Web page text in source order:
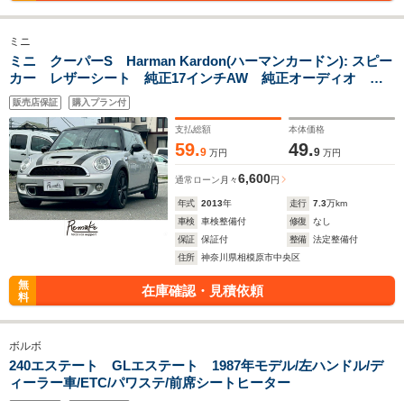
ミニ
ミニ クーパーS Harman Kardon(ハーマンカードン): スピー
カー レザーシート 純正17インチAW 純正オーディオ 社
外デジタルインナーミラー型ドラレコ前後 ETC シートヒー
ター HIDヘッドライト プッシュスタート
販売店保証 購入プラン付
支払総額
59.9 万円
本体価格
49.9 万円
通常ローン 月々6,600円
年式 2013年 走行 7.3万km
車検
車検整備付 修復
なし
保証
保証付 整備
法定整備付
住所
神奈川県相模原市中央区
無
料
在庫確認・見積依頼
ボルボ
240エステート GLエステート 1987年モデル/左ハンドル/デ
ィーラー車/ETC/パワステ/前席シートヒーター